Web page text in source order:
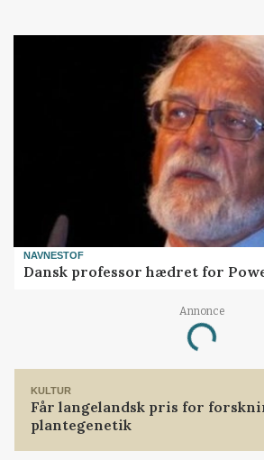
NAVNESTOF
Dansk professor hædret for
Annonce
Loading...
KULTUR
Får langelandsk pris for
plantegenetik